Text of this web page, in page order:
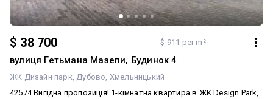
$ 38 700 $ 911 per m²
вулиця Гетьмана Мазепи, Будинок 4
ЖК Дизайн парк Дубово Хмельницький
42574 Вигідна пропозиція! 1-кімнатна квартира в ЖК Design Park,